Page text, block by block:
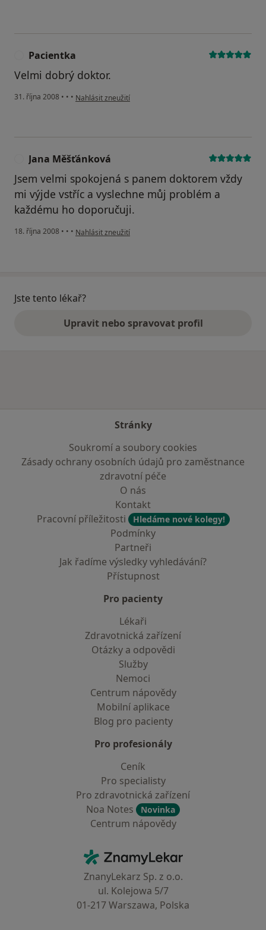
Pacientka
Velmi dobrý doktor.
31. října 2008 • • • podle názoru uživatele Pacientka
Nahlásit zneužití
Jana Měšťánková
Jsem velmi spokojená s panem doktorem vždy
mi výjde vstříc a vyslechne můj problém a
každému ho doporučuji.
18. října 2008 • • • podle názoru uživatele Jana Měšťánková
Nahlásit zneužití
Jste tento lékař?
Upravit nebo spravovat profil
Stránky
Soukromí a soubory cookies
Zásady ochrany osobních údajů pro zaměstnance
zdravotní péče
O nás
Kontakt
Pracovní příležitosti
Hledáme nové kolegy!
Podmínky
Partneři
Jak řadíme výsledky vyhledávání?
Přístupnost
Pro pacienty
Lékaři
Zdravotnická zařízení
Otázky a odpovědi
Služby
Nemoci
Centrum nápovědy
Mobilní aplikace
Blog pro pacienty
Pro profesionály
Ceník
Pro specialisty
Pro zdravotnická zařízení
Noa Notes
Novinka
Centrum nápovědy
ZnamyLekar - Hlavní stránka
ZnanyLekarz Sp. z o.o.
ul. Kolejowa 5/7
01-217 Warszawa, Polska